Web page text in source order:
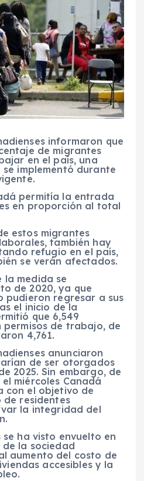
informaron que
de migrantes
en el país, una
implementó durante
permitía la entrada
en proporción al total
estos migrantes
también hay
refugio en el país,
se verán afectados.
la medida se
de 2020, ya que
pudieron regresar a sus
el inicio de la
que 6,549
de trabajo, de
4,761.
anunciaron
de ser otorgados
2025. Sin embargo, de
miércoles Canadá
con el objetivo de
de residentes
la integridad del
ha visto envuelto en
la sociedad
aumento del costo de
accesibles y la